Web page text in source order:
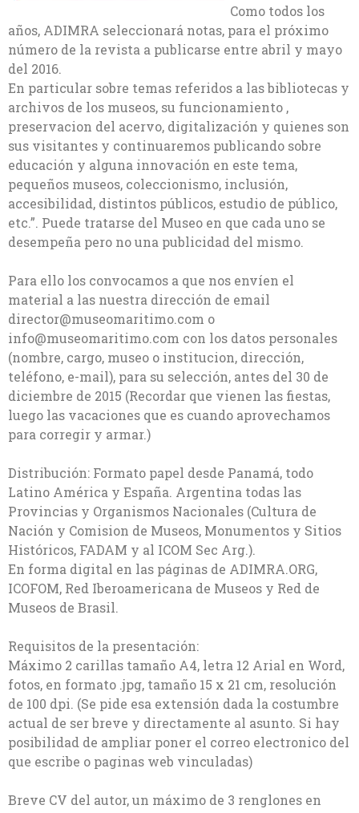
Como todos los
años, ADIMRA seleccionará notas, para el próximo
número de la revista a publicarse entre abril y mayo
del 2016.
En particular sobre temas referidos a las bibliotecas y
archivos de los museos, su funcionamiento ,
preservacion del acervo, digitalización y quienes son
sus visitantes y continuaremos publicando sobre
educación y alguna innovación en este tema,
pequeños museos, coleccionismo, inclusión,
accesibilidad, distintos públicos, estudio de público,
etc.”. Puede tratarse del Museo en que cada uno se
desempeña pero no una publicidad del mismo.
Para ello los convocamos a que nos envíen el
material a las nuestra dirección de email
director@museomaritimo.com o
info@museomaritimo.com con los datos personales
(nombre, cargo, museo o institucion, dirección,
teléfono, e-mail), para su selección, antes del 30 de
diciembre de 2015 (Recordar que vienen las fiestas,
luego las vacaciones que es cuando aprovechamos
para corregir y armar.)
Distribución: Formato papel desde Panamá, todo
Latino América y España. Argentina todas las
Provincias y Organismos Nacionales (Cultura de
Nación y Comision de Museos, Monumentos y Sitios
Históricos, FADAM y al ICOM Sec Arg.).
En forma digital en las páginas de ADIMRA.ORG,
ICOFOM, Red Iberoamericana de Museos y Red de
Museos de Brasil.
Requisitos de la presentación:
Máximo 2 carillas tamaño A4, letra 12 Arial en Word,
fotos, en formato .jpg, tamaño 15 x 21 cm, resolución
de 100 dpi. (Se pide esa extensión dada la costumbre
actual de ser breve y directamente al asunto. Si hay
posibilidad de ampliar poner el correo electronico del
que escribe o paginas web vinculadas)
Breve CV del autor, un máximo de 3 renglones en